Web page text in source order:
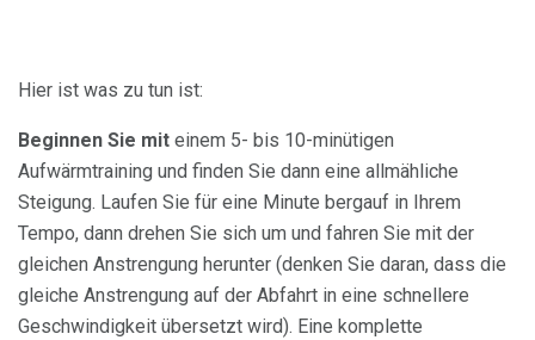
Hier ist was zu tun ist:
Beginnen Sie mit einem 5- bis 10-minütigen
Aufwärmtraining und finden Sie dann eine allmähliche
Steigung. Laufen Sie für eine Minute bergauf in Ihrem
Tempo, dann drehen Sie sich um und fahren Sie mit der
gleichen Anstrengung herunter (denken Sie daran, dass die
gleiche Anstrengung auf der Abfahrt in eine schnellere
Geschwindigkeit übersetzt wird). Eine komplette